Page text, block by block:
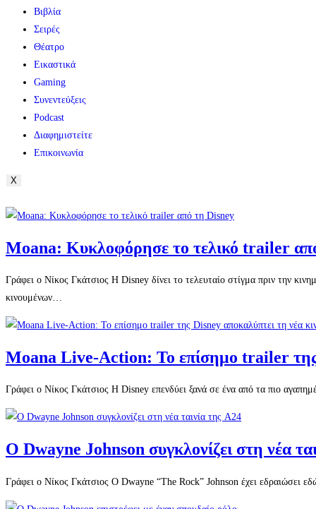
Βιβλία
Σειρές
Θέατρο
Εικαστικά
Gaming
Συνεντεύξεις
Podcast
Διαφημιστείτε
Επικοινωνία
X
Moana: Κυκλοφόρησε το τελικό trailer
Γράφει ο Νίκος Γκάτσιος Η Disney δίνει το τελευταίο στίγμα πριν την
κινουμένων…
Moana Live-Action: Το επίσημο trailer της
Γράφει ο Νίκος Γκάτσιος Η Disney επενδύει ξανά σε ένα από τα πιο
Ο Dwayne Johnson συγκλονίζει στη νέα
Γράφει ο Νίκος Γκάτσιος Ο Dwayne “The Rock” Johnson έχει εδραιώσει